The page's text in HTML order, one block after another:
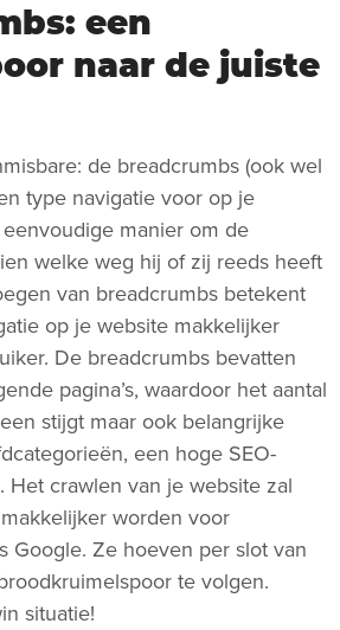
een
naar de juiste
de breadcrumbs (ook wel
type navigatie voor op je
manier om de
welke weg hij of zij reeds heeft
van breadcrumbs betekent
op je website makkelijker
De breadcrumbs bevatten
pagina’s, waardoor het aantal
stijgt maar ook belangrijke
een hoge SEO-
Het crawlen van je website zal
worden voor
Google. Ze hoeven per slot van
te volgen.
situatie!